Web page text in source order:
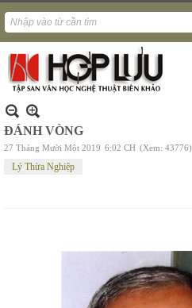
ĐÁNH VÒNG
27 Tháng Mười Một 2019 6:02 CH (Xem: 43776)
Lý Thừa Nghiệp